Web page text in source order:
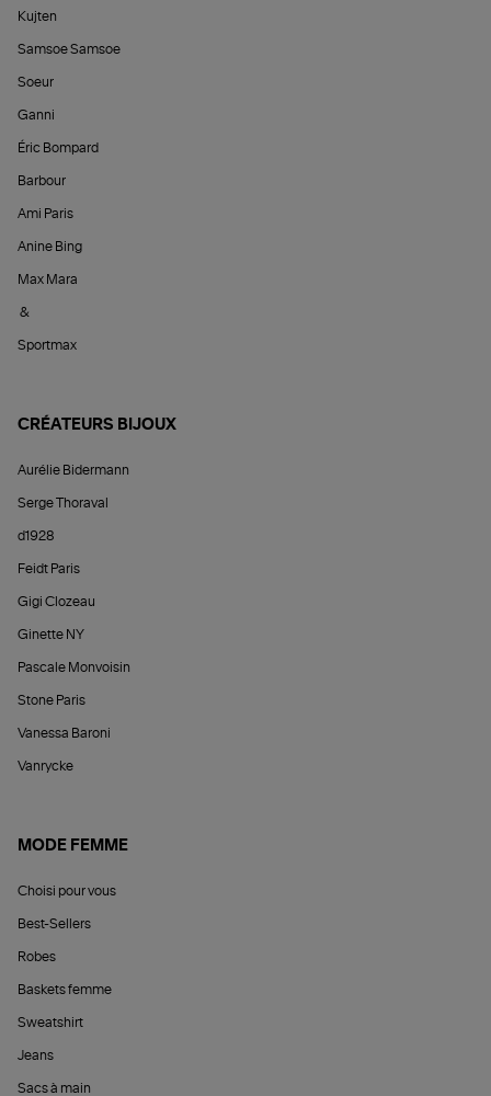
Kujten
Samsoe Samsoe
Soeur
Ganni
Éric Bompard
Barbour
Ami Paris
Anine Bing
Max Mara
&
Sportmax
CRÉATEURS BIJOUX
Aurélie Bidermann
Serge Thoraval
d1928
Feidt Paris
Gigi Clozeau
Ginette NY
Pascale Monvoisin
Stone Paris
Vanessa Baroni
Vanrycke
MODE FEMME
Choisi pour vous
Best-Sellers
Robes
Baskets femme
Sweatshirt
Jeans
Sacs à main